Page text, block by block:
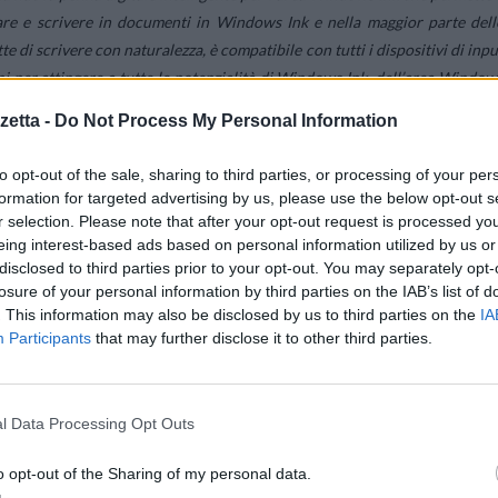
- Do Not Process My Personal Information
opt-out of the sale, sharing to third parties, or processing of your
for targeted advertising by us, please use the below opt-out
selection. Please note that after your opt-out request is processed
interest-based ads based on personal information utilized by us
to third parties prior to your opt-out. You may separately
of your personal information by third parties on the IAB’s list of
This information may also be disclosed by us to third parties on the
Participants that may further disclose it to other third parties.
Data Processing Opt Outs
opt-out of the Sharing of my personal data.
e scrivere in documenti in Windows Ink e nella maggior parte
di scrivere con naturalezza, è compatibile con tutti i dispositivi di
attingere a tutte le potenzialità di Windows Ink, dell’area
di carta e penna”, ha affermato Mike Gay, Vice Presidente Senior della
collaborazione con Microsoft, perché unisce i 35 anni d’innovazione
mondi per creare idee. Con la tecnologia delle penne Wacom
che state usando una penna intelligente su uno
la cima della penna digitale Bamboo Ink, gli utenti possono lanciare
presente sui dispositivi Windows 10. Con Bamboo Ink e Windows Ink,
sullo schermo del proprio dispositivo in un ambiente di scrittura
anche lanciare un’applicazione di input penna come Memo o Bamboo
possono essere sincronizzati su tutti i dispositivi dotati del servizio
cloud.